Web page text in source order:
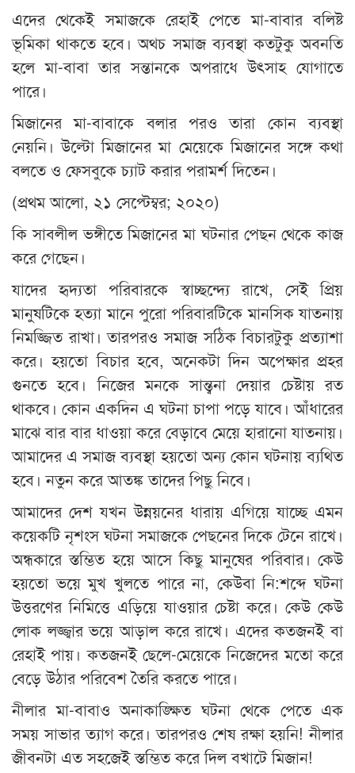
এদের থেকেই সমাজকে রেহাই পেতে মা-বাবার বলিষ্ট
ভূমিকা থাকতে হবে। অথচ সমাজ ব্যবস্থা কতটুকু অবনতি
হলে মা-বাবা তার সন্তানকে অপরাধে উৎসাহ যোগাতে
পারে।
মিজানের মা-বাবাকে বলার পরও তারা কোন ব্যবস্থা
নেয়নি। উল্টো মিজানের মা মেয়েকে মিজানের সঙ্গে কথা
বলতে ও ফেসবুকে চ্যাট করার পরামর্শ দিতেন।
(প্রথম আলো, ২১ সেপ্টেম্বর; ২০২০)
কি সাবলীল ভঙ্গীতে মিজানের মা ঘটনার পেছন থেকে কাজ
করে গেছেন।
যাদের হৃদ্যতা পরিবারকে স্বাচ্ছন্দ্যে রাখে, সেই প্রিয়
মানুষটিকে হত্যা মানে পুরো পরিবারটিকে মানসিক যাতনায়
নিমজ্জিত রাখা। তারপরও সমাজ সঠিক বিচারটুকু প্রত্যাশা
করে। হয়তো বিচার হবে, অনেকটা দিন অপেক্ষার প্রহর
গুনতে হবে। নিজের মনকে সান্ত্বনা দেয়ার চেষ্টায় রত
থাকবে। কোন একদিন এ ঘটনা চাপা পড়ে যাবে। আঁধারের
মাঝে বার বার ধাওয়া করে বেড়াবে মেয়ে হারানো যাতনায়।
আমাদের এ সমাজ ব্যবস্থা হয়তো অন্য কোন ঘটনায় ব্যথিত
হবে। নতুন করে আতঙ্ক তাদের পিছু নিবে।
আমাদের দেশ যখন উন্নয়নের ধারায় এগিয়ে যাচ্ছে এমন
কয়েকটি নৃশংস ঘটনা সমাজকে পেছনের দিকে টেনে রাখে।
অন্ধকারে স্তম্ভিত হয়ে আসে কিছু মানুষের পরিবার। কেউ
হয়তো ভয়ে মুখ খুলতে পারে না, কেউবা নি:শব্দে ঘটনা
উত্তরণের নিমিত্তে এড়িয়ে যাওয়ার চেষ্টা করে। কেউ কেউ
লোক লজ্জ্বার ভয়ে আড়াল করে রাখে। এদের কতজনই বা
রেহাই পায়। কতজনই ছেলে-মেয়েকে নিজেদের মতো করে
বেড়ে উঠার পরিবেশ তৈরি করতে পারে।
নীলার মা-বাবাও অনাকাঙ্ক্ষিত ঘটনা থেকে পেতে এক
সময় সাভার ত্যাগ করে। তারপরও শেষ রক্ষা হয়নি! নীলার
জীবনটা এত সহজেই স্তম্ভিত করে দিল বখাটে মিজান!